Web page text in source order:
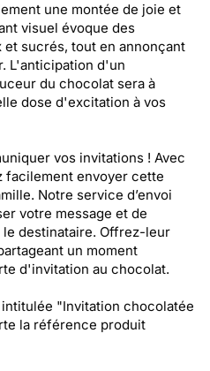
une montée de joie et
visuel évoque des
sucrés, tout en annonçant
L'anticipation d'un
du chocolat sera à
dose d'excitation à vos
vos invitations ! Avec
facilement envoyer cette
Notre service d’envoi
votre message et de
le destinataire. Offrez-leur
un moment
d'invitation au chocolat.
"Invitation chocolatée
la référence produit